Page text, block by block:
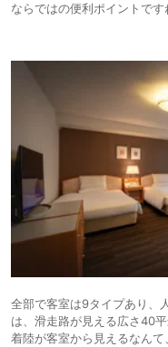
ならではの便利ポイントです
全部で客室は9タイプあり、
は、滑走路が見える広さ40
着陸が客室から見えるなん